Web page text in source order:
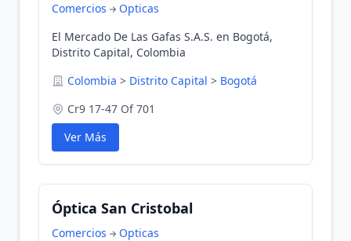
Comercios
Opticas
El Mercado De Las Gafas S.A.S. en Bogotá,
Distrito Capital, Colombia
Colombia > Distrito Capital > Bogotá
Cr9 17-47 Of 701
Ver Más
Óptica San Cristobal
Comercios
Opticas